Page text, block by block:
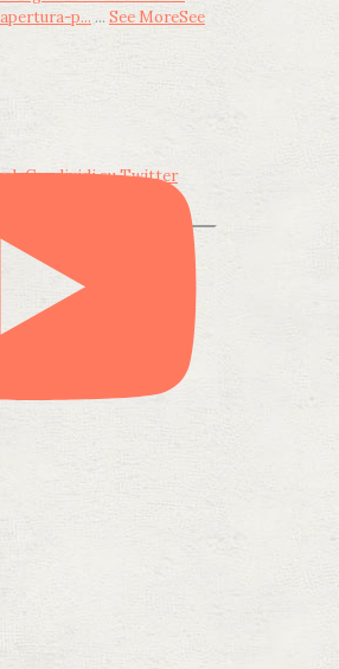
p... ... See MoreSee
Condividi su Twitter